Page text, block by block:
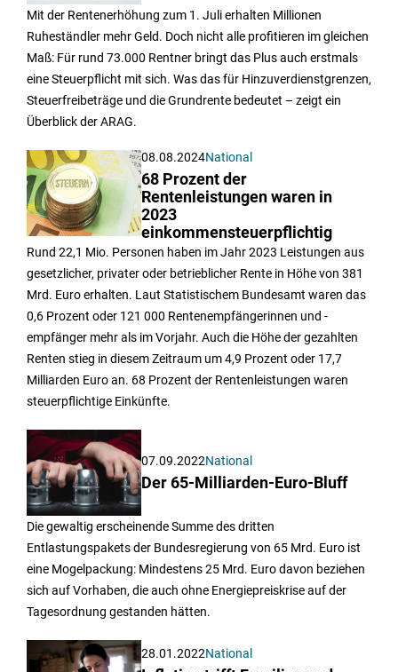
Mit der Rentenerhöhung zum 1. Juli erhalten Millionen
Ruheständler mehr Geld. Doch nicht alle profitieren im gleichen
Maß: Für rund 73.000 Rentner bringt das Plus auch erstmals
eine Steuerpflicht mit sich. Was das für Hinzuverdienstgrenzen,
Steuerfreibeträge und die Grundrente bedeutet – zeigt ein
Überblick der ARAG.
08.08.2024National
68 Prozent der
Rentenleistungen waren in
2023
einkommensteuerpflichtig
Rund 22,1 Mio. Personen haben im Jahr 2023 Leistungen aus
gesetzlicher, privater oder betrieblicher Rente in Höhe von 381
Mrd. Euro erhalten. Laut Statistischem Bundesamt waren das
0,6 Prozent oder 121 000 Rentenempfängerinnen und -
empfänger mehr als im Vorjahr. Auch die Höhe der gezahlten
Renten stieg in diesem Zeitraum um 4,9 Prozent oder 17,7
Milliarden Euro an. 68 Prozent der Rentenleistungen waren
steuerpflichtige Einkünfte.
07.09.2022National
Der 65-Milliarden-Euro-Bluff
Die gewaltig erscheinende Summe des dritten
Entlastungspakets der Bundesregierung von 65 Mrd. Euro ist
eine Mogelpackung: Mindestens 25 Mrd. Euro davon beziehen
sich auf Vorhaben, die auch ohne Energiepreiskrise auf der
Tagesordnung gestanden hätten.
28.01.2022National